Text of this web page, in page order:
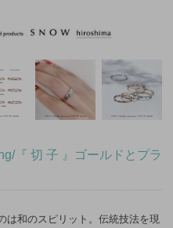
『 切 子 』ゴールドとプラ
は和のスピリット。伝統技法を現